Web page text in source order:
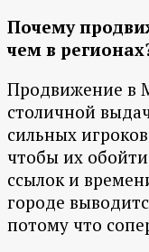
Почему
чем в
Продвижение в
столичной
сильных
чтобы их
ссылок и
городе
потому что